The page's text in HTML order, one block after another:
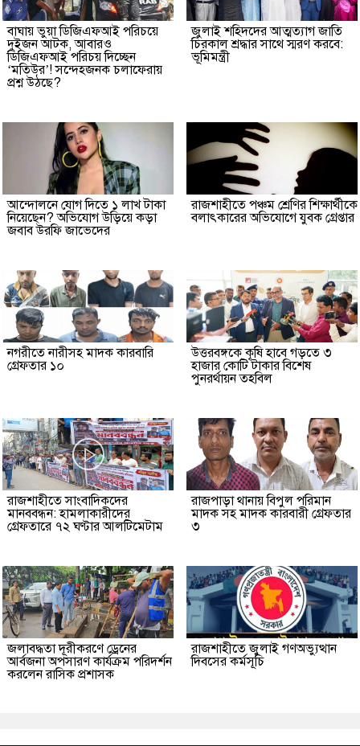
বাঘায় ভুয়া ডিজিএফআই পরিচয়ে
দুইজন আটক, আবারও
ডিজিএফআই পরিচয় দিচ্ছেন
‘মতিউর’! সন্দেহজনক চলাফেরায়
প্রশ্ন উঠছে?
জুলাই শহিদদের আত্মত্যাগ জাতি
চিরকাল শ্রদ্ধার সাথে স্মরণ করবে:
ভূমিমন্ত্রী
আন্দোলনে যোগ দিতে ১ লাখ টাকা
নিয়েছেন? অভিযোগ উড়িয়ে কড়া
জবাব উরফি জাভেদের
রাজশাহীতে পঞ্চম শ্রেণির শিক্ষার্থীকে
বলাৎকারের অভিযোগে যুবক গ্রেপ্তার
নগরীতে নারীসহ মাদক কারবারি
গ্রেফতার ১০
উত্তরবঙ্গকে কৃষি হাবে গড়তে ৩
হাজার কোটি টাকার বিশেষ
পুনরর্থায়ন তহবিল
রাজশাহীতে সাংবাদিকদের
মানববন্ধন: হামলাকারীদের
গ্রেফতারে ৭২ ঘণ্টার আলটিমেটাম
রাজপাড়া থানায় বিপুল পরিমান
মাদক সহ মাদক কারবারী গ্রেফতার
৩
জলাবদ্ধতা দূরীকরণে ড্রেনের
আর্বজনা অপসারণ কার্যক্রম পরিদর্শন
করলেন রাসিক প্রশাসক
রাজশাহীতে জুলাই গণঅভ্যুত্থান
দিবসের কর্মসূচি